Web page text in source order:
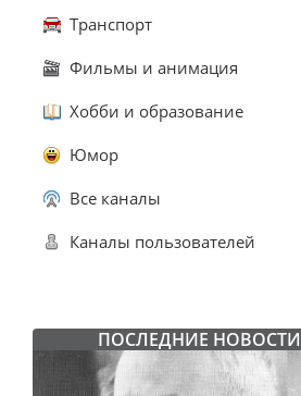
Транспорт
Фильмы и анимация
Хобби и образование
Юмор
Все каналы
Каналы пользователей
ПОСЛЕДНИЕ НОВОСТИ